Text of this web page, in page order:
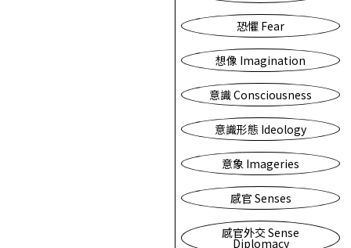
恐懼 Fear
想像 Imagination
意識 Consciousness
意識形態 Ideology
意象 Imageries
感官 Senses
感官外交 Sense
Diplomacy